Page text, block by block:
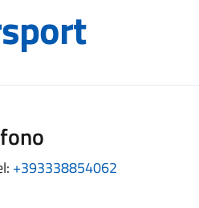
+393338854062